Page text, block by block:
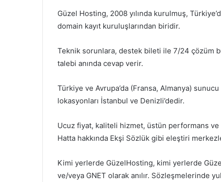
Güzel Hosting, 2008 yılında kurulmuş,
domain kayıt kuruluşlarından biridir.
Teknik sorunlara, destek bileti ile 7/24 çözüm
talebi anında cevap verir.
Türkiye ve Avrupa’da (Fransa, Almanya)
lokasyonları İstanbul ve Denizli’dedir.
Ucuz fiyat, kaliteli hizmet, üstün performans ve
Hatta hakkında Ekşi Sözlük gibi eleştiri
Kimi yerlerde GüzelHosting, kimi yerlerde
ve/veya GNET olarak anılır. Sözleşmelerinde